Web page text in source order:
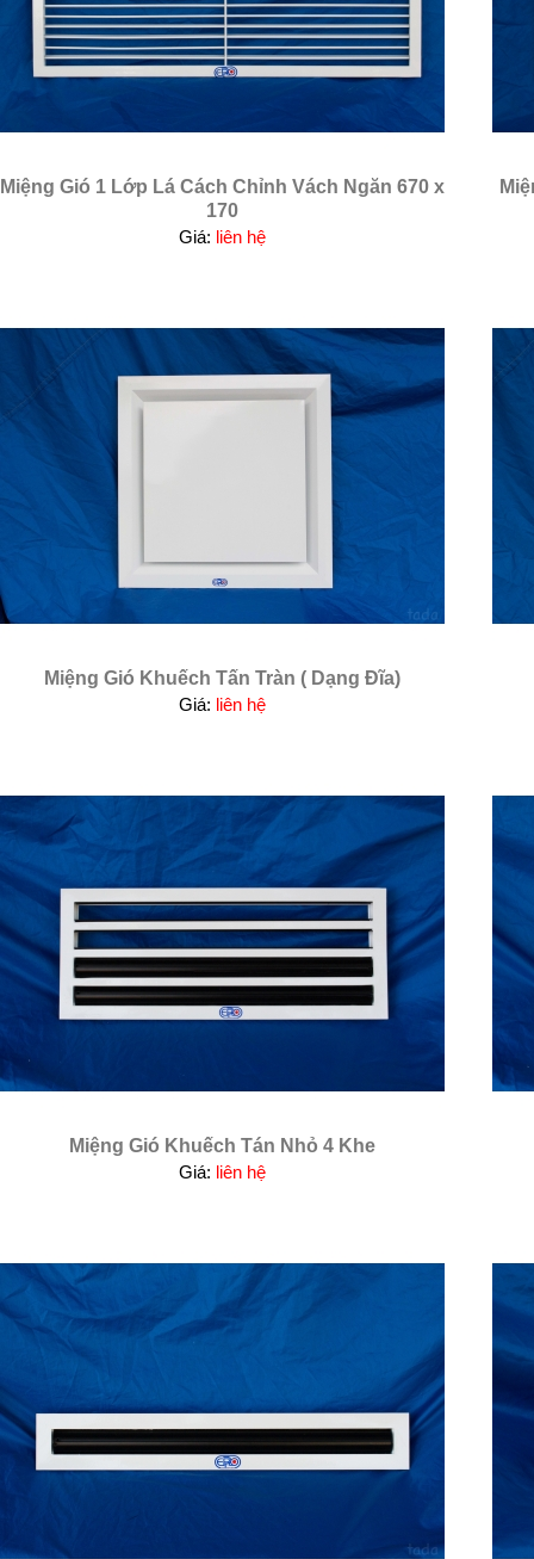
Miệng Gió 1 Lớp Lá Cách Chỉnh Vách Ngăn 670 x
170
Giá: liên hệ
Miệng Gió Khuếch Tấn Tràn ( Dạng Đĩa)
Giá: liên hệ
Miệng Gió Khuếch Tán Nhỏ 4 Khe
Giá: liên hệ